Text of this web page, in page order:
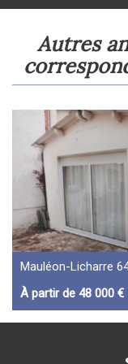
autres annonces immobilières
Mauléon-Licharre
À partir de 48 000 €